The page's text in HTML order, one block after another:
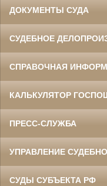
ДОКУМЕНТЫ СУДА
СУДЕБНОЕ
СПРАВОЧНАЯ
КАЛЬКУЛЯТОР
ПРЕСС-СЛУЖБА
УПРАВЛЕНИЕ
СУДЫ СУБЪЕКТА РФ